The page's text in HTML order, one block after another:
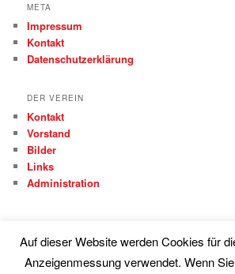
META
Impressum
Kontakt
Datenschutzerklärung
DER VEREIN
Kontakt
Vorstand
Bilder
Links
Administration
Proudly powered by
Auf dieser Website werden Cookies für
Anzeigenmessung verwendet. Wenn